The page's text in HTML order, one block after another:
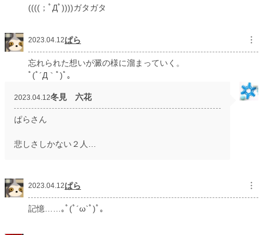
((((；ﾟДﾟ))))ガタガタ
2023.04.12ぱら ︙
忘れられた想いが澱の様に溜まっていく。
ﾟ(ﾟ´Д｀ﾟ)ﾟ｡
2023.04.12冬見 六花
ぱらさん
悲しさしかない２人…
2023.04.12ぱら ︙
記憶……｡ﾟ(ﾟ´ω`ﾟ)ﾟ｡